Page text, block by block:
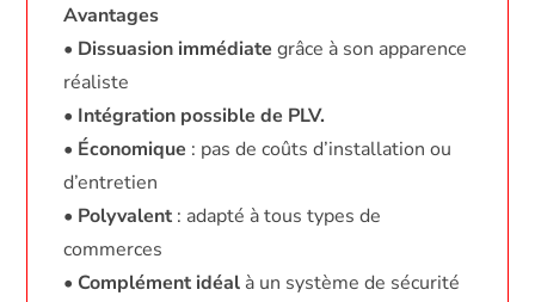
Avantages
• Dissuasion immédiate grâce à son apparence
réaliste
• Intégration possible de PLV.
• Économique : pas de coûts d’installation ou
d’entretien
• Polyvalent : adapté à tous types de
commerces
• Complément idéal à un système de sécurité